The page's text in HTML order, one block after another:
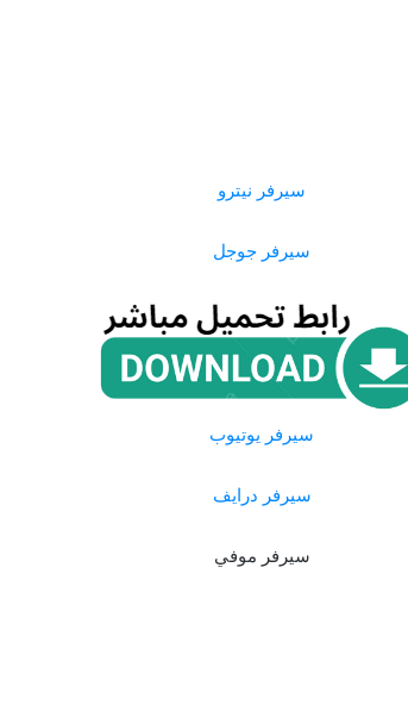
سيرفر نيترو
سيرفر جوجل
سيرفر يوتيوب
سيرفر درايف
سيرفر موفي